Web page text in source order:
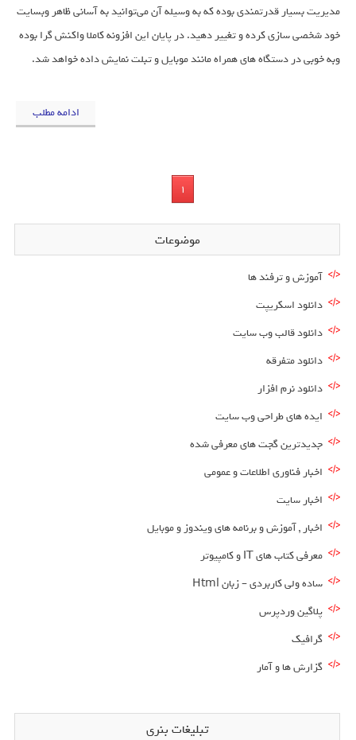
مدیریت بسیار قدرتمندی بوده که به وسیله آن می‌توانید به آسانی ظاهر وبسایت
خود شخصی سازی کرده و تغییر دهید. در پایان این افزونه کاملا واکنش گرا بوده
وبه خوبی در دستگاه های همراه مانند موبایل و تبلت نمایش داده خواهد شد.
ادامه مطلب
1
موضوعات
آموزش و ترفند ها
دانلود اسکریپت
دانلود قالب وب سایت
دانلود متفرقه
دانلود نرم افزار
ایده های طراحی وب سایت
جدیدترین گجت های معرفی شده
اخبار فناوری اطلاعات و عمومی
اخبار سایت
اخبار , آموزش و برنامه های ویندوز و موبایل
معرفی کتاب های IT و کامپیوتر
ساده ولی کاربردی – زبان Html
پلاگین وردپرس
گرافیک
گزارش ها و آمار
تبلیغات بنری